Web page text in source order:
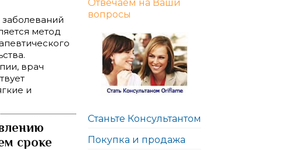
метод
врач
и
сроке
Отвечаем на Ваши
вопросы
Станьте Консультантом
Покупка и продажа